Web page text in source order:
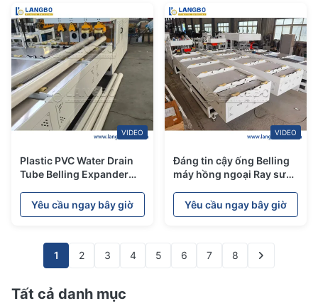
VIDEO
Plastic PVC Water Drain
Tube Belling Expander
End Shape
Yêu cầu ngay bây giờ
VIDEO
Đáng tin cậy ống Belling
máy hồng ngoại Ray sưởi
Yêu cầu ngay bây giờ
1 2 3 4 5 6 7 8
Tất cả danh mục